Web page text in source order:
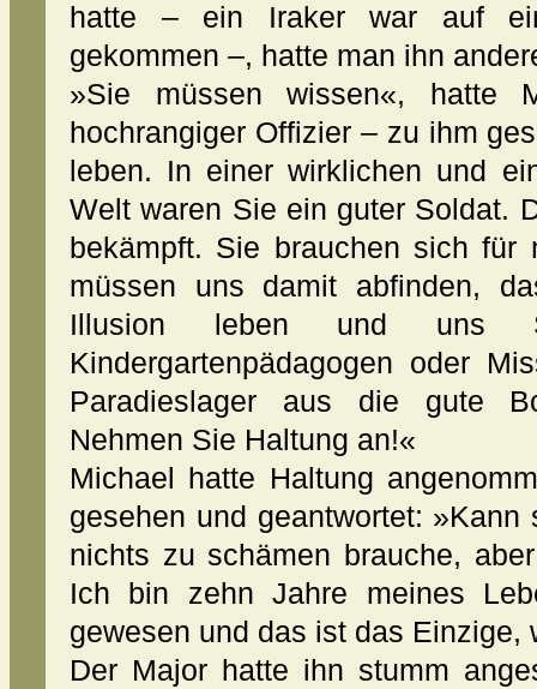
hatte – ein Iraker war auf
gekommen –, hatte man ihn
»Sie müssen wissen«, hatte
hochrangiger Offizier – zu ihm
leben. In einer wirklichen und
Welt waren Sie ein guter Soldat.
bekämpft. Sie brauchen sich
müssen uns damit abfinden,
Illusion leben und uns
Kindergartenpädagogen oder
Paradieslager aus die gute
Nehmen Sie Haltung an!«
Michael hatte Haltung
gesehen und geantwortet:
nichts zu schämen brauche,
Ich bin zehn Jahre meines
gewesen und das ist das Einzige,
Der Major hatte ihn stumm